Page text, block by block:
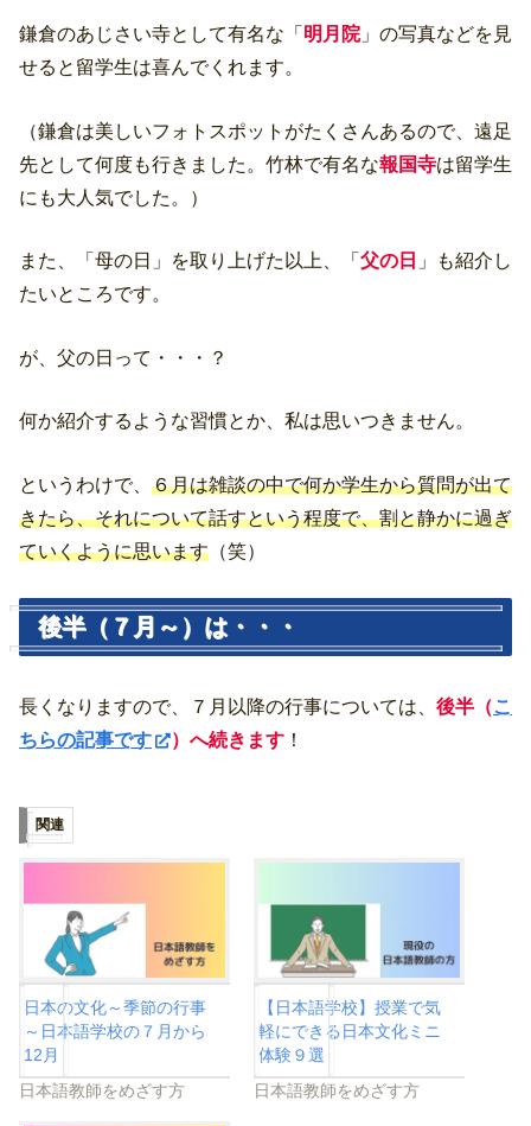
鎌倉のあじさい寺として有名な「 明月院」の写真などを見
せると留学生は喜んでくれます。
（鎌倉は美しいフォトスポットがたくさんあるので、遠足
先として何度も行きました。竹林で有名な報国寺は留学生
にも大人気でした。）
また、「母の日」を取り上げた以上、「 父の日 」も紹介し
たいところです。
が、父の日って・・・？
何か紹介するような習慣とか、私は思いつきません。
というわけで、 ６月は雑談の中で何か学生から質問が出て
きたら、それについて話すという程度で、割と静かに過ぎ
ていくように思います （笑）
後半（７月～）は・・・
長くなりますので、７月以降の行事については、 後半（こ
ちらの記事です
）へ続きます ！
関連
日本の文化～季節の行事
～日本語学校の７月から
12月
日本語教師をめざす方
【日本語学校】授業で気
軽にできる日本文化ミニ
体験９選
日本語教師をめざす方